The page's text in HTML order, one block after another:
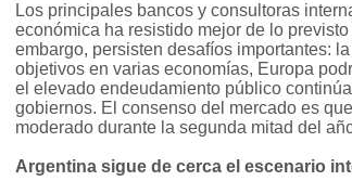
Los principales bancos y consultoras
económica ha resistido mejor de lo
embargo, persisten desafíos importantes:
objetivos en varias economías, Europa
el elevado endeudamiento público
gobiernos. El consenso del mercado es
moderado durante la segunda mitad del
Argentina sigue de cerca el escenario